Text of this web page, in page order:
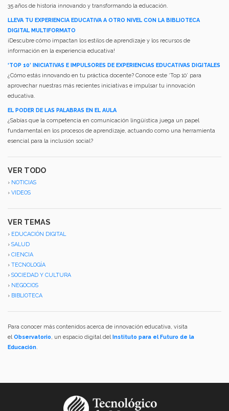
35 años de historia innovando y transformando la educación.
LLEVA TU EXPERIENCIA EDUCATIVA A OTRO NIVEL CON LA BIBLIOTECA
DIGITAL MULTIFORMATO
¡Descubre cómo impactan los estilos de aprendizaje y los recursos de
información en la experiencia educativa!
‘TOP 10’ INICIATIVAS E IMPULSORES DE EXPERIENCIAS EDUCATIVAS DIGITALES
¿Cómo estás innovando en tu práctica docente? Conoce este ‘Top 10’ para
aprovechar nuestras más recientes iniciativas e impulsar tu innovación
educativa.
EL PODER DE LAS PALABRAS EN EL AULA
¿Sabías que la competencia en comunicación lingüística juega un papel
fundamental en los procesos de aprendizaje, actuando como una herramienta
esencial para la inclusión social?
VER TODO
› NOTICIAS
› VIDEOS
VER TEMAS
› EDUCACIÓN DIGITAL
› SALUD
› CIENCIA
› TECNOLOGÍA
› SOCIEDAD Y CULTURA
› NEGOCIOS
› BIBLIOTECA
Para conocer más contenidos acerca de innovación educativa, visita
elObservatorio, un espacio digital del Instituto para el Futuro de la
Educación.